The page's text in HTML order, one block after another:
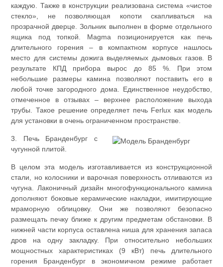
каждую. Также в конструкции реализована система «чистое
стекло», не позволяющая копоти скапливаться на
прозрачной дверце. Зольник выполнен в форме отдельного
ящика под топкой. Magma позиционируется как печь
длительного горения – в компактном корпусе нашлось
место для системы дожига выделяемых дымовых газов. В
результате КПД прибора вырос до 85 %. При этом
небольшие размеры камина позволяют поставить его в
любой точке загородного дома. Единственное неудобство,
отмеченное в отзывах – верхнее расположение выхода
трубы. Такое решение определяет печь Ferlux как модель
для установки в очень ограниченном пространстве.
3. Печь Бранденбург с
чугунной плитой.
В целом эта модель изготавливается из конструкционной
стали, но колосники и варочная поверхность отливаются из
чугуна. Лаконичный дизайн многофункционального камина
дополняют боковые керамические накладки, имитирующие
мраморную облицовку. Они же позволяют безопасно
размещать печку ближе к другим предметам обстановки. В
нижней части корпуса оставлена ниша для хранения запаса
дров на одну закладку. При относительно небольших
мощностных характеристиках (9 кВт) печь длительного
горения Бранденбург в экономичном режиме работает